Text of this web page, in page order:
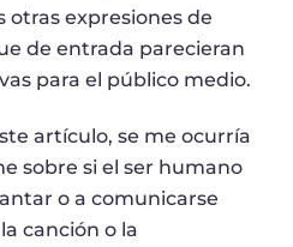
otras expresiones de
de entrada parecieran
para el público medio.
artículo, se me ocurría
sobre si el ser humano
o a comunicarse
canción o la